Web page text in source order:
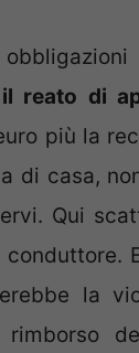
il reato di
più la
di casa,
Qui
la